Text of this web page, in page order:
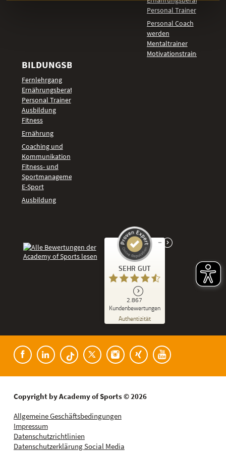
Personal Trainer
Personal Coach
werden
Mentaltrainer
Motivationstrainer
BILDUNGSBEREICHE
Fernlehrgang
Ernährungsberater
Personal Trainer
Ausbildung
Fitness
Ernährung
Coaching und
Kommunikation
Fitness- und
Sportmanagement
E-Sport
Ausbildung
SEHR GUT
2.867
Kundenbewertungen
Authentizität
Kundenbewertungen und Erfahrungen zu
Academy of Sports
%
Empfehlungen auf
ProvenExpert.com
4,53
182
Bewertungen auf
2.685
Bewertungen von
8
Copyright by Academy of Sports © 2026
Allgemeine Geschäftsbedingungen
Impressum
Datenschutzrichtlinien
Datenschutzerklärung Social Media